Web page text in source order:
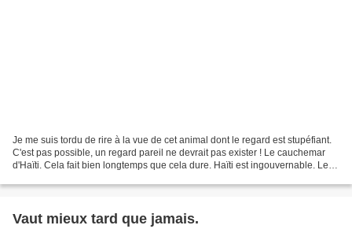
Je me suis tordu de rire à la vue de cet animal dont le regard est stupéfiant.
C'est pas possible, un regard pareil ne devrait pas exister ! Le cauchemar
d'Haïti. Cela fait bien longtemps que cela dure. Haïti est ingouvernable. Les
Vaut mieux tard que jamais.